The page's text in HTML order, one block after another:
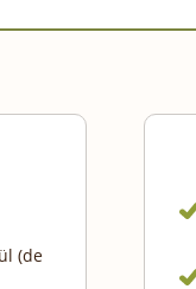
(de